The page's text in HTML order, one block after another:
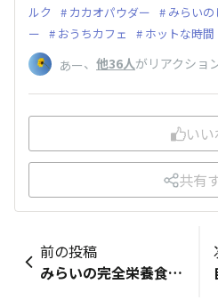
ルク
カカオパウダー みらい
ー
おうちカフェ ホットな時間
あー、 他36人がリアクショ
いい
共有
前の投稿
みらいの完全栄養食アレンジスムージー